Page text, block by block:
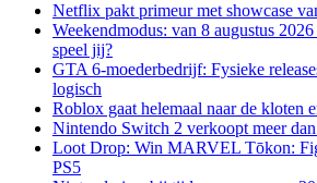
Netflix pakt primeur met showcase
Weekendmodus: van 8 augustus
speel jij?
GTA 6-moederbedrijf: Fysieke
logisch
Roblox gaat helemaal naar de kloten
Nintendo Switch 2 verkoopt meer
Loot Drop: Win MARVEL Tōkon:
PS5